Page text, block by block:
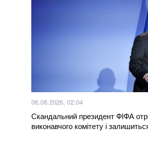
06.08.2026, 02:04
Скандальний президент ФІФА
виконавчого комітету і